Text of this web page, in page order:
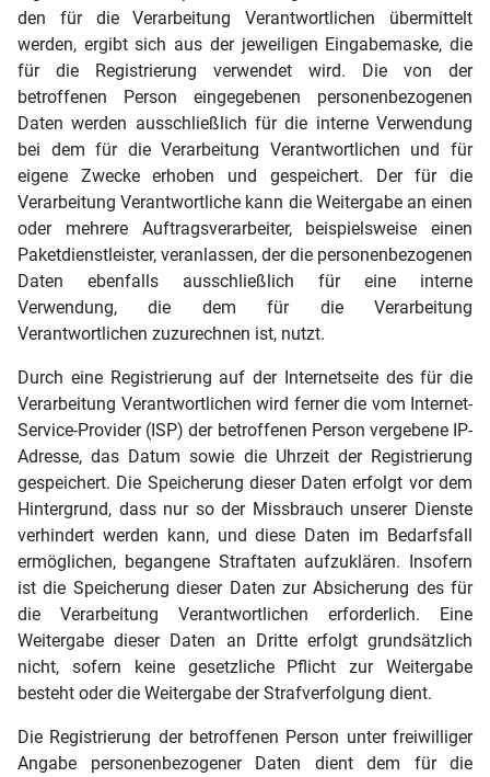
den für die Verarbeitung Verantwortlichen übermittelt
werden, ergibt sich aus der jeweiligen Eingabemaske, die
für die Registrierung verwendet wird. Die von der
betroffenen Person eingegebenen personenbezogenen
Daten werden ausschließlich für die interne Verwendung
bei dem für die Verarbeitung Verantwortlichen und für
eigene Zwecke erhoben und gespeichert. Der für die
Verarbeitung Verantwortliche kann die Weitergabe an einen
oder mehrere Auftragsverarbeiter, beispielsweise einen
Paketdienstleister, veranlassen, der die personenbezogenen
Daten ebenfalls ausschließlich für eine interne
Verwendung, die dem für die Verarbeitung
Verantwortlichen zuzurechnen ist, nutzt.
Durch eine Registrierung auf der Internetseite des für die
Verarbeitung Verantwortlichen wird ferner die vom Internet-
Service-Provider (ISP) der betroffenen Person vergebene IP-
Adresse, das Datum sowie die Uhrzeit der Registrierung
gespeichert. Die Speicherung dieser Daten erfolgt vor dem
Hintergrund, dass nur so der Missbrauch unserer Dienste
verhindert werden kann, und diese Daten im Bedarfsfall
ermöglichen, begangene Straftaten aufzuklären. Insofern
ist die Speicherung dieser Daten zur Absicherung des für
die Verarbeitung Verantwortlichen erforderlich. Eine
Weitergabe dieser Daten an Dritte erfolgt grundsätzlich
nicht, sofern keine gesetzliche Pflicht zur Weitergabe
besteht oder die Weitergabe der Strafverfolgung dient.
Die Registrierung der betroffenen Person unter freiwilliger
Angabe personenbezogener Daten dient dem für die